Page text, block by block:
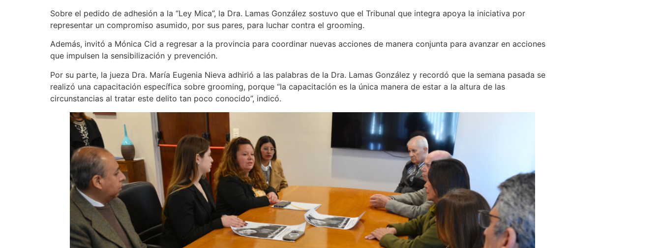
Sobre el pedido de adhesión a la “Ley Mica”, la Dra. Lamas González sostuvo que el Tribunal que integra apoya la iniciativa por
representar un compromiso asumido, por sus pares, para luchar contra el grooming.
Además, invitó a Mónica Cid a regresar a la provincia para coordinar nuevas acciones de manera conjunta para avanzar en acciones
que impulsen la sensibilización y prevención.
Por su parte, la jueza Dra. María Eugenia Nieva adhirió a las palabras de la Dra. Lamas González y recordó que la semana pasada se
realizó una capacitación específica sobre grooming, porque “la capacitación es la única manera de estar a la altura de las
circunstancias al tratar este delito tan poco conocido”, indicó.